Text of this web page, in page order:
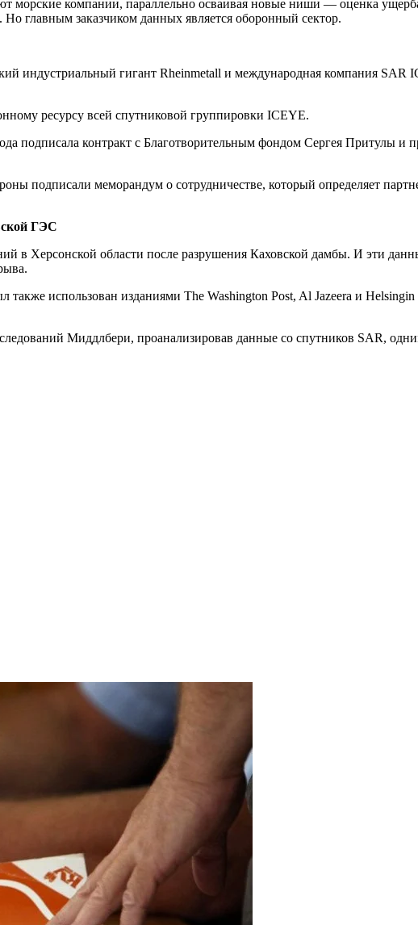
морские компании, параллельно осваивая новые ниши — оценка
Но главным заказчиком данных является оборонный сектор.
индустриальный гигант Rheinmetall и международная компания SAR
ресурсу всей спутниковой группировки ICEYE.
подписала контракт с Благотворительным фондом Сергея Притулы и
подписали меморандум о сотрудничестве, который определяет
ГЭС
в Херсонской области после разрушения Каховской дамбы. И эти
использован изданиями The Washington Post, Al Jazeera и
Миддлбери, проанализировав данные со спутников SAR,